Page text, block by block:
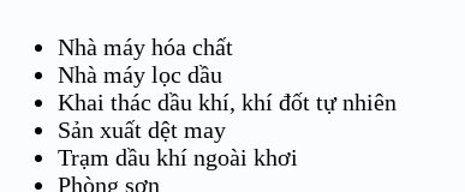
Nhà máy hóa chất
Nhà máy lọc dầu
Khai thác dầu khí, khí đốt tự nhiên
Sản xuất dệt may
Trạm dầu khí ngoài khơi
Phòng sơn